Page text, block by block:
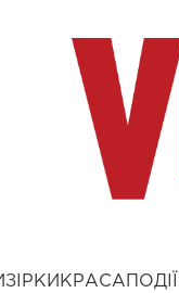
ЗІРКИ КРАСА ПОДІЇ